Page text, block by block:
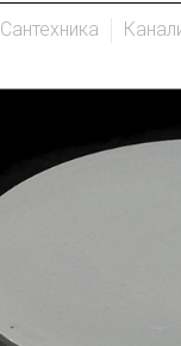
Сантехника